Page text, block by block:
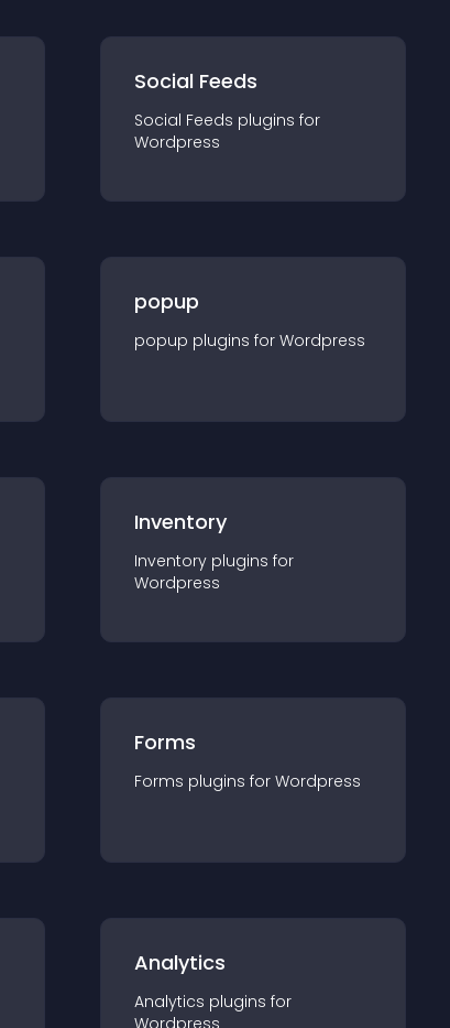
Social Feeds
Social Feeds plugins for
Wordpress
popup
popup plugins for Wordpress
Inventory
Inventory plugins for
Wordpress
Forms
Forms plugins for Wordpress
Analytics
Analytics plugins for
Wordpress